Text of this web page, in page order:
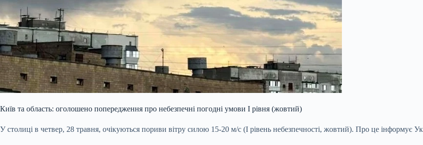
Київ та область: оголошено попередження про небезпечні погодні умови І рівня (жовтий)
У столиці в четвер, 28 травня, очікуються пориви вітру силою 15-20 м/с (I рівень небезпечності, жовтий). Про це інформує